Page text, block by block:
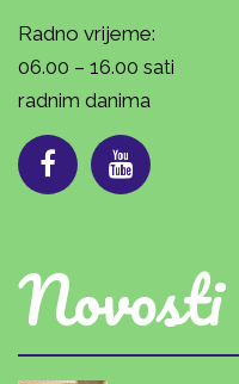
Radno vrijeme:
06.00 – 16.00 sati
radnim danima
Novosti